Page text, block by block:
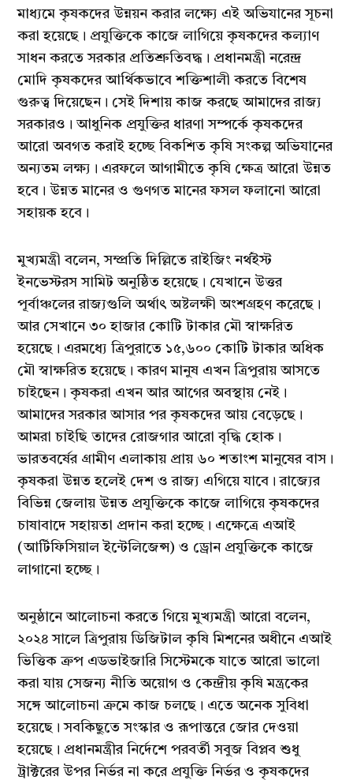
মাধ্যমে কৃষকদের উন্নয়ন করার লক্ষ্যে এই অভিযানের সূচনা
করা হয়েছে। প্রযুক্তিকে কাজে লাগিয়ে কৃষকদের কল্যাণ
সাধন করতে সরকার প্রতিশ্রুতিবদ্ধ। প্রধানমন্ত্রী নরেন্দ্র
মোদি কৃষকদের আর্থিকভাবে শক্তিশালী করতে বিশেষ
গুরুত্ব দিয়েছেন। সেই দিশায় কাজ করছে আমাদের রাজ্য
সরকারও। আধুনিক প্রযুক্তির ধারণা সম্পর্কে কৃষকদের
আরো অবগত করাই হচ্ছে বিকশিত কৃষি সংকল্প অভিযানের
অন্যতম লক্ষ্য। এরফলে আগামীতে কৃষি ক্ষেত্র আরো উন্নত
হবে। উন্নত মানের ও গুণগত মানের ফসল ফলানো আরো
সহায়ক হবে।
মুখ্যমন্ত্রী বলেন, সম্প্রতি দিল্লিতে রাইজিং নর্থইস্ট
ইনভেস্টরস সামিট অনুষ্ঠিত হয়েছে। যেখানে উত্তর
পূর্বাঞ্চলের রাজ্যগুলি অর্থাৎ অষ্টলক্ষী অংশগ্রহণ করেছে।
আর সেখানে ৩০ হাজার কোটি টাকার মৌ স্বাক্ষরিত
হয়েছে। এরমধ্যে ত্রিপুরাতে ১৫,৬০০ কোটি টাকার অধিক
মৌ স্বাক্ষরিত হয়েছে। কারণ মানুষ এখন ত্রিপুরায় আসতে
চাইছেন। কৃষকরা এখন আর আগের অবস্থায় নেই।
আমাদের সরকার আসার পর কৃষকদের আয় বেড়েছে।
আমরা চাইছি তাদের রোজগার আরো বৃদ্ধি হোক।
ভারতবর্ষের গ্রামীণ এলাকায় প্রায় ৬০ শতাংশ মানুষের বাস।
কৃষকরা উন্নত হলেই দেশ ও রাজ্য এগিয়ে যাবে। রাজ্যের
বিভিন্ন জেলায় উন্নত প্রযুক্তিকে কাজে লাগিয়ে কৃষকদের
চাষাবাদে সহায়তা প্রদান করা হচ্ছে। এক্ষেত্রে এআই
(আর্টিফিসিয়াল ইন্টেলিজেন্স) ও ড্রোন প্রযুক্তিকে কাজে
লাগানো হচ্ছে।
অনুষ্ঠানে আলোচনা করতে গিয়ে মুখ্যমন্ত্রী আরো বলেন,
২০২৪ সালে ত্রিপুরায় ডিজিটাল কৃষি মিশনের অধীনে এআই
ভিত্তিক ক্রপ এডভাইজারি সিস্টেমকে যাতে আরো ভালো
করা যায় সেজন্য নীতি অয়োগ ও কেন্দ্রীয় কৃষি মন্ত্রকের
সঙ্গে আলোচনা ক্রমে কাজ চলছে। এতে অনেক সুবিধা
হয়েছে। সবকিছুতে সংস্কার ও রূপান্তরে জোর দেওয়া
হয়েছে। প্রধানমন্ত্রীর নির্দেশে পরবর্তী সবুজ বিপ্লব শুধু
ট্রাক্টরের উপর নির্ভর না করে প্রযুক্তি নির্ভর ও কৃষকদের